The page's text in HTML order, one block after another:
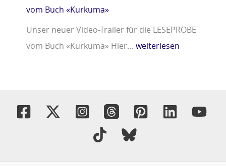
vom Buch «Kurkuma»
Unser neuer Video-Trailer für die LESEPROBE
vom Buch «Kurkuma» Hier… weiterlesen